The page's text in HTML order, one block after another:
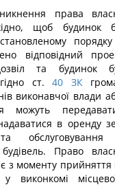
права
щоб будинок
відповідний
та будинок
ст. 40 ЗК
виконавчої влади
можуть
в оренду
будівель. Право
з моменту прийняття
у виконкомі